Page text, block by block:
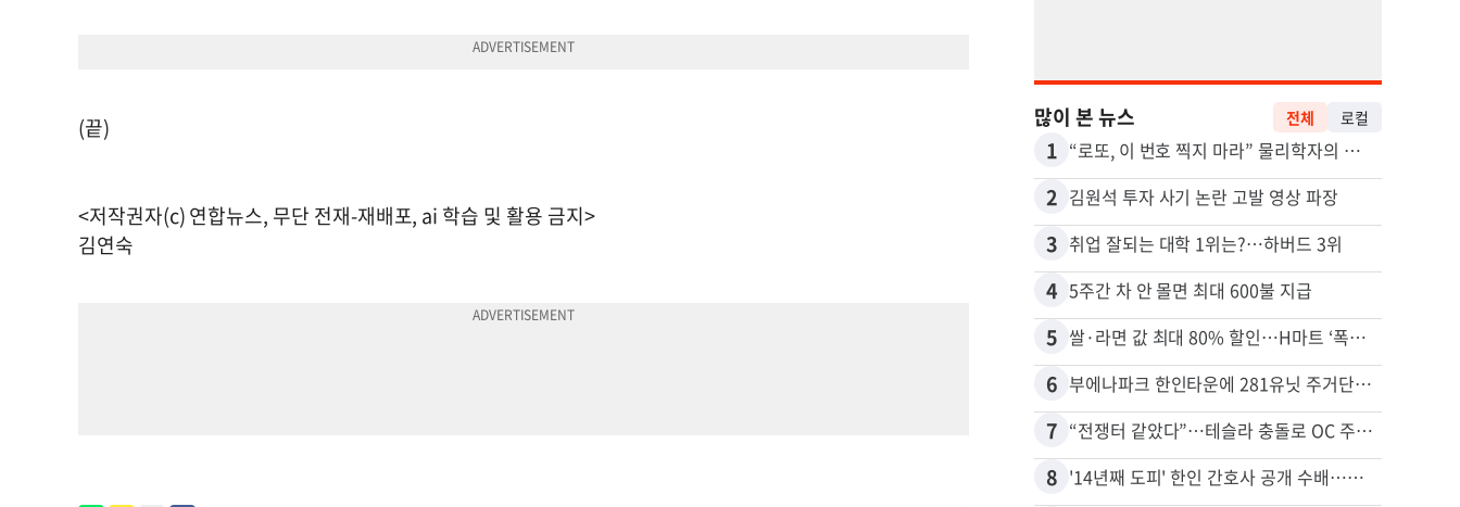
(끝)
<저작권자(c) 연합뉴스, 무단 전재-재배포, ai 학습 및 활용 금지>
김연숙
많이 본 뉴스 전체 로컬
1 “로또, 이 번호 찍지 마라” 물리학자의 당첨금 높이는 비밀
2 김원석 투자 사기 논란 고발 영상 파장
3 취업 잘되는 대학 1위는?…하버드 3위
4 5주간 차 안 몰면 최대 600불 지급
5 쌀·라면 값 최대 80% 할인…H마트 ‘폭탄 세일’
6 부에나파크 한인타운에 281유닛 주거단지 들어선다
7 “전쟁터 같았다”…테슬라 충돌로 OC 주택 4채 파손
8 '14년째 도피' 한인 간호사 공개 수배…메디케어 사기 유죄